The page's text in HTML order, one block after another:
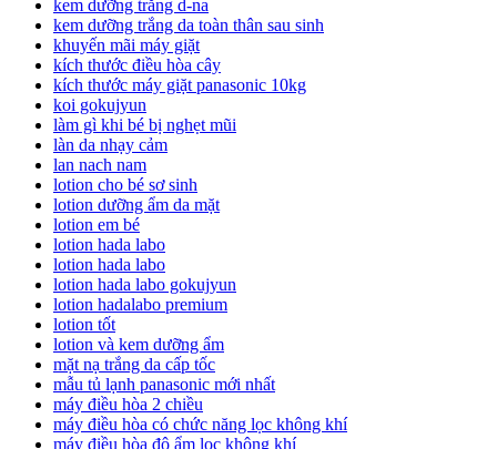
kem dưỡng trắng d-na
kem dưỡng trắng da toàn thân sau sinh
khuyến mãi máy giặt
kích thước điều hòa cây
kích thước máy giặt panasonic 10kg
koi gokujyun
làm gì khi bé bị nghẹt mũi
làn da nhạy cảm
lan nach nam
lotion cho bé sơ sinh
lotion dưỡng ẩm da mặt
lotion em bé
lotion hada labo
lotion hada labo
lotion hada labo gokujyun
lotion hadalabo premium
lotion tốt
lotion và kem dưỡng ẩm
mặt nạ trắng da cấp tốc
mẫu tủ lạnh panasonic mới nhất
máy điều hòa 2 chiều
máy điều hòa có chức năng lọc không khí
máy điều hòa độ ẩm lọc không khí